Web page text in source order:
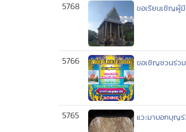
5768 ขอเรียนเชิญผู้
5766 ขอเชิญชวนร่ว
5765 แวะมาบอกบุญ